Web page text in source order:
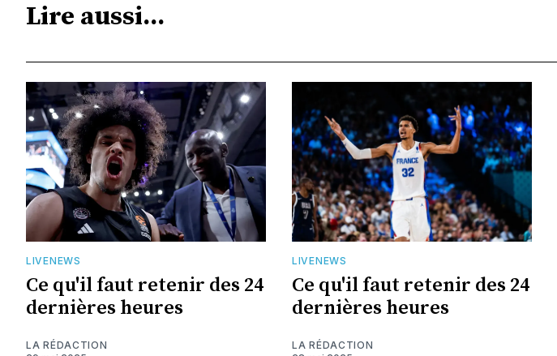
Lire aussi...
LIVENEWS
Ce qu'il faut retenir des 24
dernières heures
LA RÉDACTION
LIVENEWS
Ce qu'il faut retenir des 24
dernières heures
LA RÉDACTION